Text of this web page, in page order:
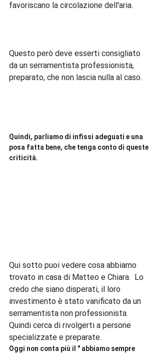
favoriscano la circolazione dell'aria.
Questo però deve esserti consigliato
da un serramentista professionista,
preparato, che non lascia nulla al caso.
Quindi, parliamo di infissi adeguati e una
posa fatta bene, che tenga conto di queste
criticità.
Qui sotto puoi vedere cosa abbiamo
trovato in casa di Matteo e Chiara.  Lo
credo che siano disperati, il loro
investimento è stato vanificato da un
serramentista non professionista.
Quindi cerca di rivolgerti a persone
specializzate e preparate.
Oggi non conta più il " abbiamo sempre